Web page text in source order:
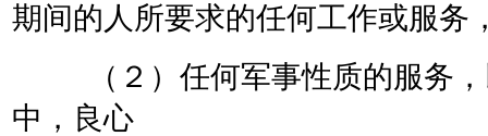
期间的人所要求的任何工作或服务
（２）任何军事性质的服务，
中，良心